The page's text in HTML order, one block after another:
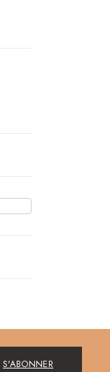
S'ABONNER